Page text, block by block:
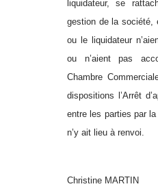
liquidateur, se
gestion de la société,
ou le liquidateur
ou n’aient pas
Chambre
dispositions l’Arrêt
entre les parties par la
n’y ait lieu à renvoi.
Christine MARTIN